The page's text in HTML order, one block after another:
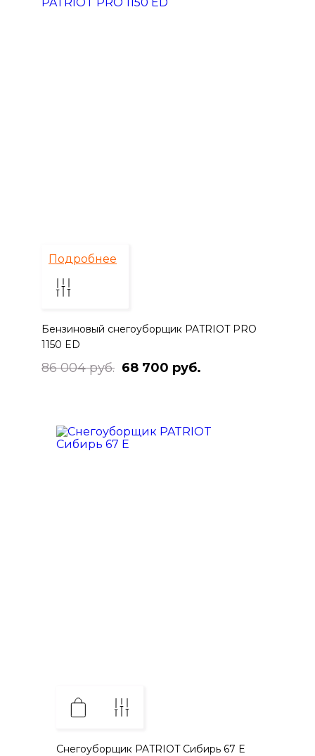
Подробнее
Бензиновый снегоуборщик PATRIOT PRO
1150 ED
86 004 руб. 68 700 руб.
Снегоуборщик PATRIOT Сибирь 67 E